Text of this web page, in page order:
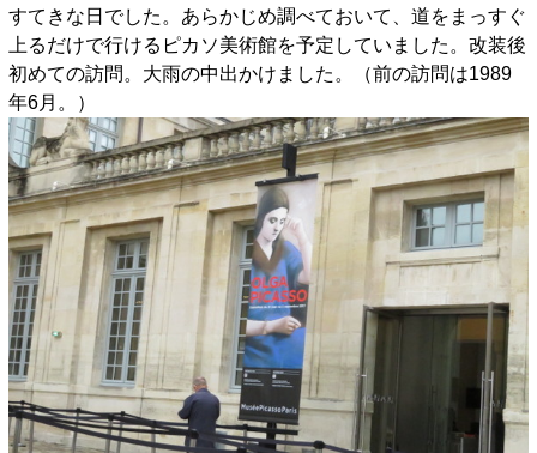
すてきな日でした。あらかじめ調べておいて、道をまっすぐ
上るだけで行けるピカソ美術館を予定していました。改装後
初めての訪問。大雨の中出かけました。（前の訪問は1989
年6月。）